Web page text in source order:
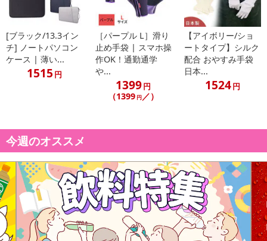
・LED特有の輝きで飾り付けも一層華やかに盛り上がります♪
・クリスマスツリーやバルコニー、出窓、玄関先などに飾ればオリ
ジナルの空間に大変身。
・ブラック線なので、黒壁などはもちろんグリーンツリーに馴染み
やすく、飾りやすいところも魅力です。
・コントローラーで、8種類の発光パターンが選べます。
電球の寿命も長いため経済的です。
・最大10個まで連結出来るので、コンセントを繋ぎ合わせるだけで
思い通りの長さで楽しめます。(10個つなぐと1000球に！）
・本製品はPSEマーク取得済みの安心・安全商品です。
・原産国（最終加工地）：中国
・商品カラー：ブルー / ブラック線
・使用方法：
[ブラック/13.3イン
チ] ノートパソコン
ケース | 薄い...
1515 円
［パープル L］滑り
止め手袋 | スマホ操
作OK！通勤通学
や...
1399円
（1399 円 ／）
【アイボリー/ショ
ートタイプ】シルク
配合 おやすみ手袋
日本...
1524円
今週のオススメ